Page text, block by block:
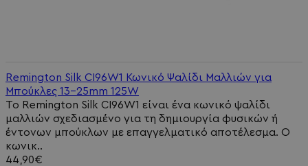
Remington Silk CI96W1 Κωνικό Ψαλίδι Μαλλιών για
Μπούκλες 13-25mm 125W
Το Remington Silk CI96W1 είναι ένα κωνικό ψαλίδι
μαλλιών σχεδιασμένο για τη δημιουργία φυσικών ή
έντονων μπούκλων με επαγγελματικό αποτέλεσμα. Ο
κωνικ..
44,90€